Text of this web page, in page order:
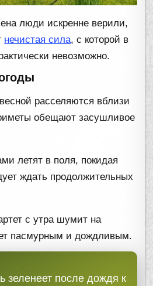
люди искренне верили,
нечистая сила, с которой в
невозможно.
расселяются вблизи
обещают засушливое
летят в поля, покидая
ждать продолжительных
с утра шумит на
пасмурным и дождливым.
зеленеет после дождя к